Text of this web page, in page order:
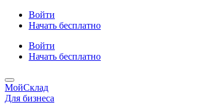
Войти
Начать бесплатно
Войти
Начать бесплатно
МойСклад
Для бизнеса